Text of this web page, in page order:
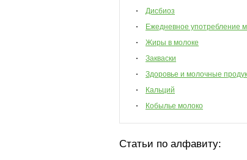
Дисбиоз
Ежедневное употребление
Жиры в молоке
Закваски
Здоровье и молочные
Кальций
Кобылье молоко
Статьи по алфавиту: